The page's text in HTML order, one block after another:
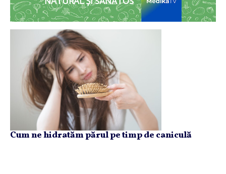
Cum ne hidratăm părul pe timp de caniculă